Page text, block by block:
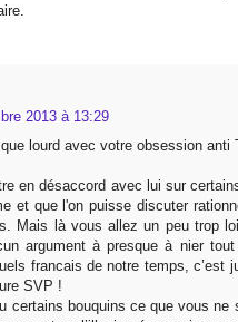
2013 à 13:29
lourd avec votre obsession anti
en désaccord avec lui sur
et que l'on puisse discuter
Mais là vous allez un peu trop
argument à presque à nier
francais de notre temps, c’est
SVP !
certains bouquins ce que vous